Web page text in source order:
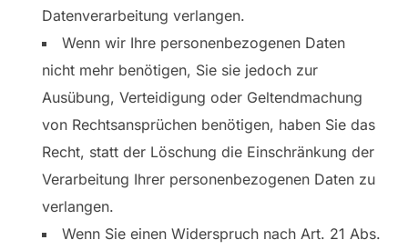
Datenverarbeitung verlangen.
Wenn wir Ihre personenbezogenen Daten
nicht mehr benötigen, Sie sie jedoch zur
Ausübung, Verteidigung oder Geltendmachung
von Rechtsansprüchen benötigen, haben Sie das
Recht, statt der Löschung die Einschränkung der
Verarbeitung Ihrer personenbezogenen Daten zu
verlangen.
Wenn Sie einen Widerspruch nach Art. 21 Abs.